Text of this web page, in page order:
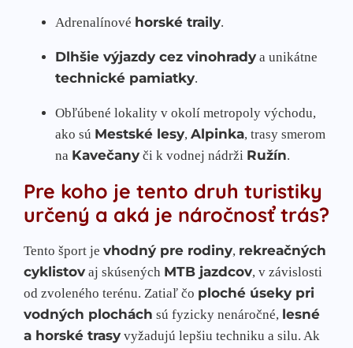
Adrenalínové horské traily.
Dlhšie výjazdy cez vinohrady a unikátne
technické pamiatky.
Obľúbené lokality v okolí metropoly východu,
ako sú Mestské lesy, Alpinka, trasy smerom
na Kavečany či k vodnej nádrži Ružín.
Pre koho je tento druh turistiky
určený a aká je náročnosť trás?
Tento šport je vhodný pre rodiny, rekreačných
cyklistov aj skúsených MTB jazdcov, v závislosti
od zvoleného terénu. Zatiaľ čo ploché úseky pri
vodných plochách sú fyzicky nenáročné, lesné
a horské trasy vyžadujú lepšiu techniku a silu. Ak